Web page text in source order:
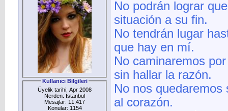
Kullanıcı Bilgileri
Üyelik tarihi: Apr 2008
Nerden: İstanbul
Mesajlar: 11.417
Konular: 1154
No podrán lograr
situación a su fin.
No tendrán lugar
que hay en mí.
No caminaremos
sin hallar la razón.
No nos
al corazón.